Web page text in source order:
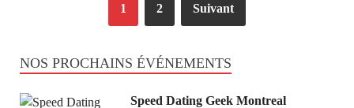
1 2 Suivant
NOS PROCHAINS ÉVÉNEMENTS
Speed Dating Geek Montreal